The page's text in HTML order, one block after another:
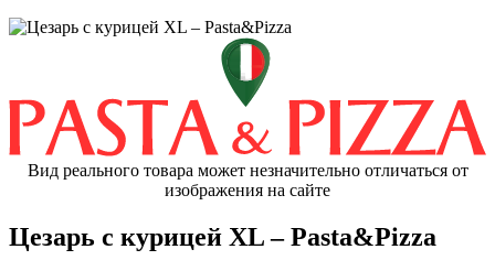
Вид реального товара может незначительно отличаться от
изображения на сайте
Цезарь с курицей XL – Pasta&Pizza